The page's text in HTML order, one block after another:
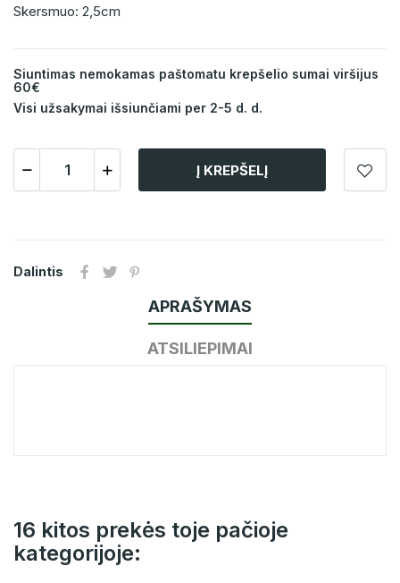
Skersmuo: 2,5cm
Siuntimas nemokamas paštomatu krepšelio sumai viršijus
60€
Visi užsakymai išsiunčiami per 2-5 d. d.
Į KREPŠELĮ
Dalintis
APRAŠYMAS
ATSILIEPIMAI
16 kitos prekės toje pačioje
kategorijoje: